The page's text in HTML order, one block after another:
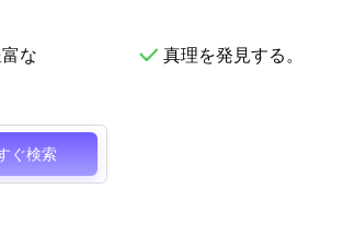
な 真理を発見する。
ぐ検索